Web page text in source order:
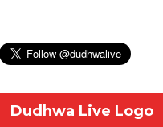
Dudhwa Live Logo